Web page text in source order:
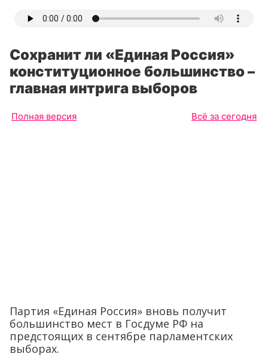
Сохранит ли «Единая Россия»
конституционное большинство –
главная интрига выборов
Полная версия Всё за сегодня
Партия «Единая Россия» вновь получит
большинство мест в Госдуме РФ на
предстоящих в сентябре парламентских
выборах.